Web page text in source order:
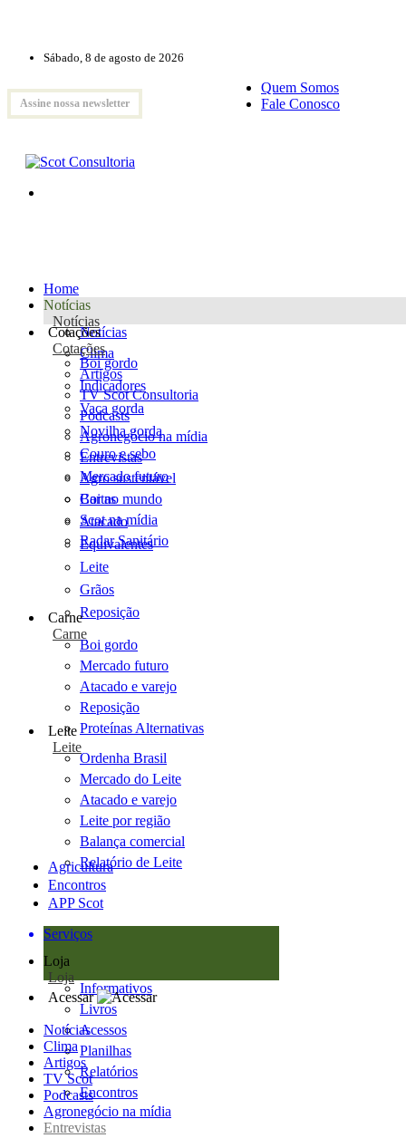
Sábado, 8 de agosto de 2026
Assine nossa newsletter
Quem Somos
Fale Conosco
Home
Notícias
Notícias
Notícias
Clima
Artigos
TV Scot Consultoria
Podcasts
Agronegócio na mídia
Entrevistas
Agro sustentável
Cartas
Scot na mídia
Radar Sanitário
Cotações
Cotações
Boi gordo
Indicadores
Vaca gorda
Novilha gorda
Couro e sebo
Mercado futuro
Boi no mundo
Atacado
Equivalentes
Leite
Grãos
Reposição
Carne
Carne
Boi gordo
Mercado futuro
Atacado e varejo
Reposição
Proteínas Alternativas
Leite
Leite
Ordenha Brasil
Mercado do Leite
Atacado e varejo
Leite por região
Balança comercial
Relatório de Leite
Agricultura
Encontros
APP Scot
Serviços
Loja
Loja
Informativos
Livros
Acessos
Planilhas
Relatórios
Encontros
Acessar
Notícias
Clima
Artigos
TV Scot
Podcasts
Agronegócio na mídia
Entrevistas